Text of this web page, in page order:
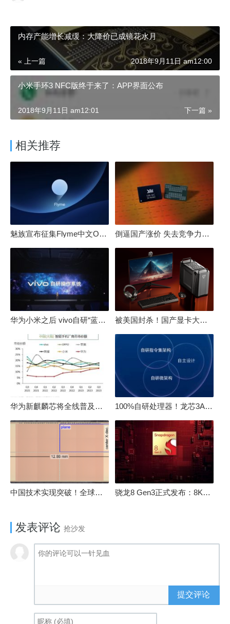
内存产能增长减缓：大降价已成镜花水月
« 上一篇 2018年9月11日 am12:00
小米手环3 NFC版终于来了：APP界面公布
下一篇 »
2018年9月11日 am12:01
相关推荐
魅族宣布征集Flyme中文OS名：要像鸿蒙、澎湃一样响亮 倒逼国产涨价 失去竞争力！三星要减产50%：SSD必须涨价
华为小米之后 vivo自研“蓝河”操作系统重磅发布 被美国封杀！国产显卡大厂：中国GPU不存在至暗时刻
华为新麒麟芯将全线普及！高中低端全面采用 改写竞争格局 100%自研处理器！龙芯3A6000评测：与10代酷睿互有胜负
中国技术实现突破！全球最先进的3D NAND存储芯片被发现 骁龙8 Gen3正式发布：8K240手游成真！AI性能飙升98％
发表评论 抢沙发
提交评论